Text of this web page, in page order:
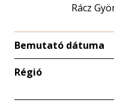
Rácz
Bemutató dátuma
Régió